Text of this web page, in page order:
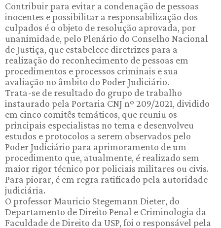
Contribuir para evitar a condenação de pessoas
inocentes e possibilitar a responsabilização dos
culpados é o objeto de resolução aprovada, por
unanimidade, pelo Plenário do Conselho Nacional
de Justiça, que estabelece diretrizes para a
realização do reconhecimento de pessoas em
procedimentos e processos criminais e sua
avaliação no âmbito do Poder Judiciário.
Trata-se de resultado do grupo de trabalho
instaurado pela Portaria CNJ nº 209/2021, dividido
em cinco comitês temáticos, que reuniu os
principais especialistas no tema e desenvolveu
estudos e protocolos a serem observados pelo
Poder Judiciário para aprimoramento de um
procedimento que, atualmente, é realizado sem
maior rigor técnico por policiais militares ou civis.
Para piorar, é em regra ratificado pela autoridade
judiciária.
O professor Mauricio Stegemann Dieter, do
Departamento de Direito Penal e Criminologia da
Faculdade de Direito da USP, foi o responsável pela